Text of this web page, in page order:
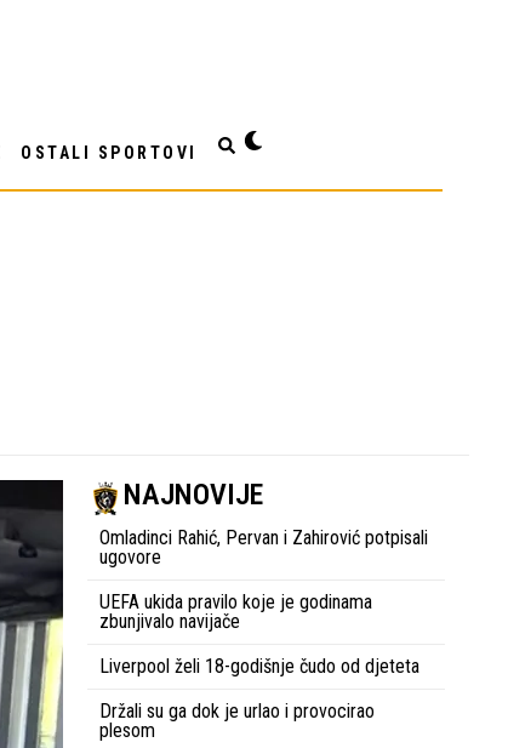
OSTALI SPORTOVI
NAJNOVIJE
Omladinci Rahić, Pervan i Zahirović potpisali
ugovore
UEFA ukida pravilo koje je godinama
zbunjivalo navijače
Liverpool želi 18-godišnje čudo od djeteta
Držali su ga dok je urlao i provocirao
plesom